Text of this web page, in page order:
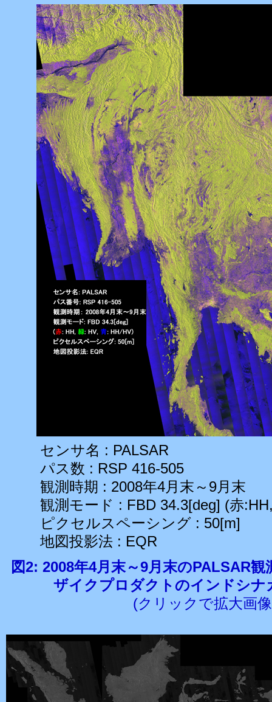
センサ名 : PALSAR
パス数 : RSP 416-505
観測時期 : 2008年4月末～9月末
観測モード : FBD 34.3[deg] (赤
ピクセルスペーシング : 50[m]
地図投影法 : EQR
図2: 2008年4月末～9月末のPALSAR
ザイクプロダクトのインドシナ
(クリックで拡大画